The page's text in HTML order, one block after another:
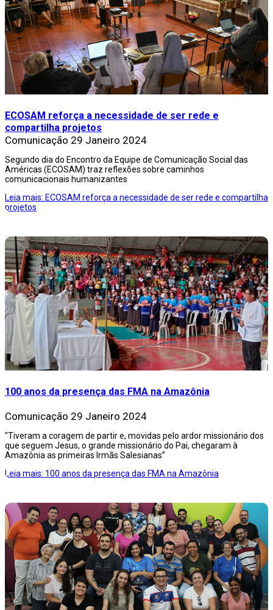
ECOSAM reforça a necessidade de ser rede e
compartilha projetos
Comunicação 29 Janeiro 2024
Segundo dia do Encontro da Equipe de Comunicação Social das
Américas (ECOSAM) traz reflexões sobre caminhos
comunicacionais humanizantes
Leia mais: ECOSAM reforça a necessidade de ser rede e compartilha
projetos
100 anos da presença das FMA na Amazônia
Comunicação 29 Janeiro 2024
"Tiveram a coragem de partir e, movidas pelo ardor missionário dos
que seguem Jesus, o grande missionário do Pai, chegaram à
Amazônia as primeiras Irmãs Salesianas”
Leia mais: 100 anos da presença das FMA na Amazônia